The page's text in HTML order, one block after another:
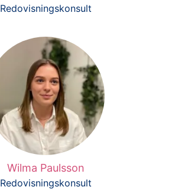
Redovisningskonsult
Wilma Paulsson
Redovisningskonsult